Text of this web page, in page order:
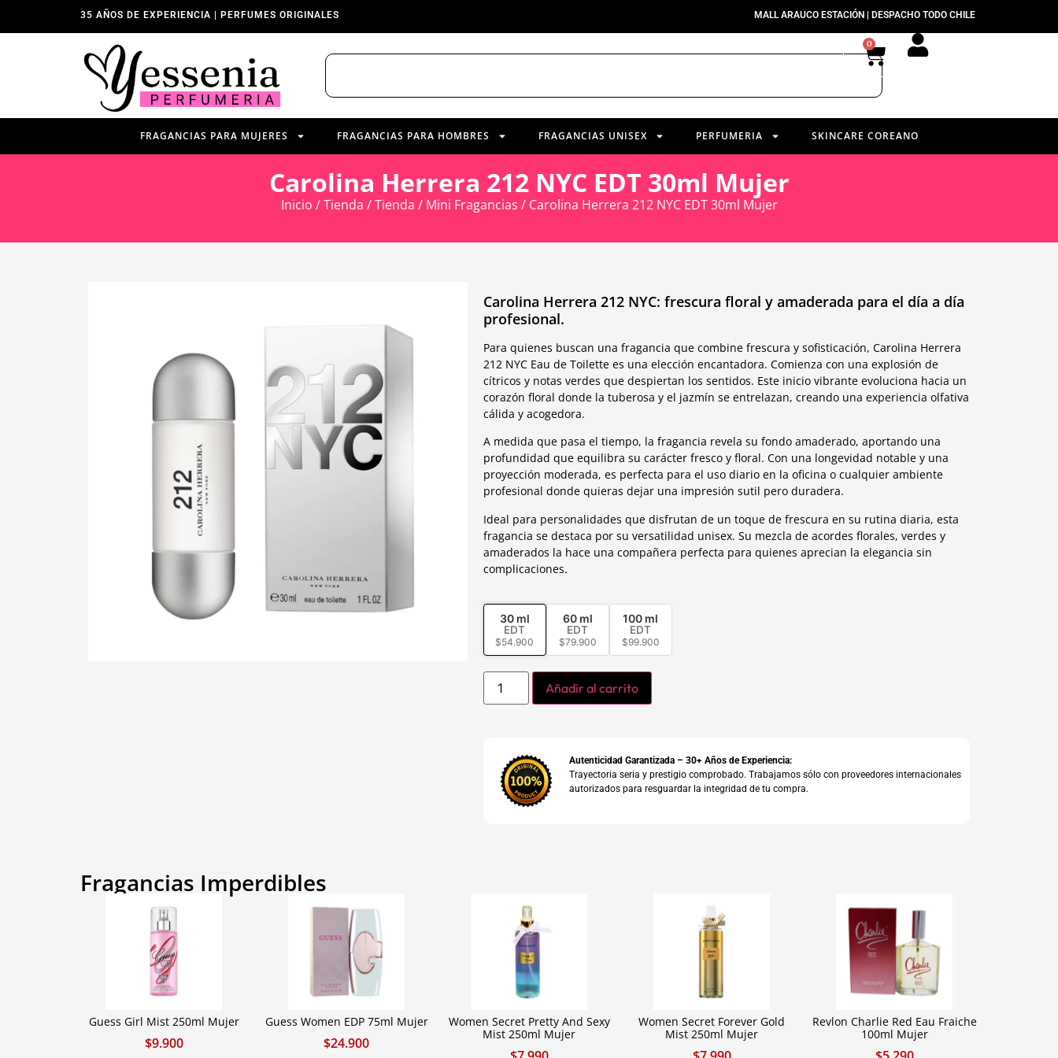
35 AÑOS DE EXPERIENCIA | PERFUMES ORIGINALES MALL ARAUCO ESTACIÓN | DESPACHO TODO CHILE
0
FRAGANCIAS PARA MUJERES FRAGANCIAS PARA HOMBRES FRAGANCIAS UNISEX PERFUMERIA SKINCARE COREANO
Carolina Herrera 212 NYC EDT 30ml Mujer
Inicio /Tienda /Tienda / Mini Fragancias / Carolina Herrera 212 NYC EDT 30ml Mujer
Carolina Herrera 212 NYC: frescura floral y amaderada para el día a día
profesional.
Para quienes buscan una fragancia que combine frescura y sofisticación, Carolina Herrera
212 NYC Eau de Toilette es una elección encantadora. Comienza con una explosión de
cítricos y notas verdes que despiertan los sentidos. Este inicio vibrante evoluciona hacia un
corazón floral donde la tuberosa y el jazmín se entrelazan, creando una experiencia olfativa
cálida y acogedora.
A medida que pasa el tiempo, la fragancia revela su fondo amaderado, aportando una
profundidad que equilibra su carácter fresco y floral. Con una longevidad notable y una
proyección moderada, es perfecta para el uso diario en la oficina o cualquier ambiente
profesional donde quieras dejar una impresión sutil pero duradera.
Ideal para personalidades que disfrutan de un toque de frescura en su rutina diaria, esta
fragancia se destaca por su versatilidad unisex. Su mezcla de acordes florales, verdes y
amaderados la hace una compañera perfecta para quienes aprecian la elegancia sin
complicaciones.
30 ml
EDT
$54.900
60 ml
EDT
$79.900
100 ml
EDT
$99.900
Añadir al carrito
Autenticidad Garantizada – 30+ Años de Experiencia:
Trayectoria seria y prestigio comprobado. Trabajamos sólo con proveedores internacionales
autorizados para resguardar la integridad de tu compra.
Fragancias Imperdibles
Guess Girl Mist 250ml Mujer
$9.900
Guess Women EDP 75ml Mujer
$24.900
Women Secret Pretty And Sexy
Mist 250ml Mujer
Women Secret Forever Gold
Mist 250ml Mujer
Revlon Charlie Red Eau Fraiche
100ml Mujer